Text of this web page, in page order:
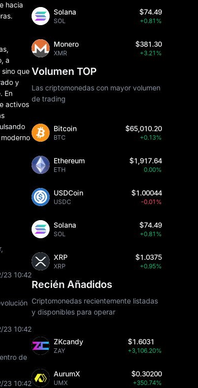
hacia
a
que
y
En
activos
23 10:42
23 10:42
de
23 10:42
Solana
SOL
$74.49
+0.81%
Monero
XMR
$381.30
+3.21%
Volumen TOP
Las criptomonedas con mayor volumen
de trading
Bitcoin
BTC
$65,010.20
+0.13%
Ethereum
ETH
$1,917.64
0.00%
USDCoin
USDC
$1.00044
-0.01%
Solana
SOL
$74.49
+0.81%
XRP
XRP
$1.0375
+0.95%
Recién Añadidos
Criptomonedas recientemente listadas
y disponibles para operar
ZKcandy
ZAY
$1.6031
+3,106.20%
AurumX
UMX
$0.30200
+350.74%